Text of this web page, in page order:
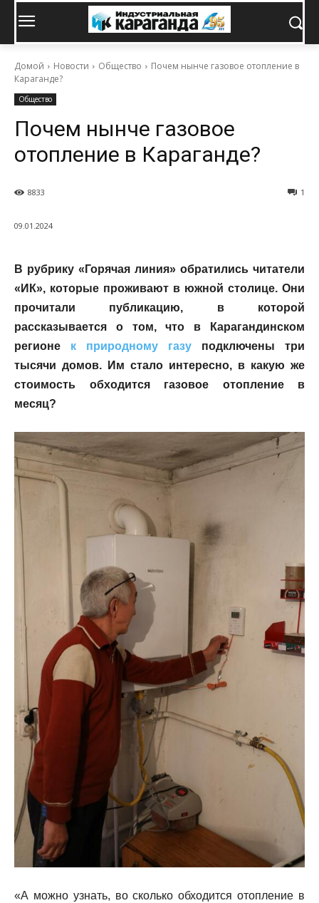
Домой Новости Общество
Почем нынче газовое отопление в
Караганде?
Общество
Почем нынче газовое
отопление в Караганде?
1
8833
09.01.2024
В рубрику «Горячая линия» обратились читатели
«ИК», которые проживают в южной столице. Они
прочитали публикацию, в которой
рассказывается о том, что в Карагандинском
регионе к природному газу подключены три
тысячи домов. Им стало интересно, в какую же
стоимость обходится газовое отопление в
месяц?
«А можно узнать, во сколько обходится отопление в